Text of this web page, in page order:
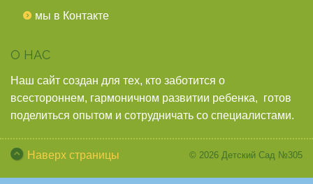
мы в Контакте
О НАС
Наш сайт создан для тех, кто заботится о
всестороннем, гармоничном развитии ребенка, готов
поделиться опытом и сотрудничать со специалистами.
Наверх страницы © 2026 Детский Сад №305